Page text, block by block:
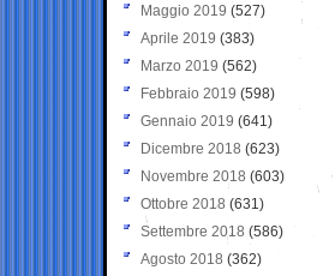
Maggio 2019 (527)
Aprile 2019 (383)
Marzo 2019 (562)
Febbraio 2019 (598)
Gennaio 2019 (641)
Dicembre 2018 (623)
Novembre 2018 (603)
Ottobre 2018 (631)
Settembre 2018 (586)
Agosto 2018 (362)